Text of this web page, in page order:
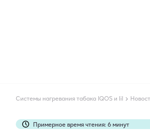
Системы нагревания табака IQOS и lil
Примерное время чтения: 6 минут